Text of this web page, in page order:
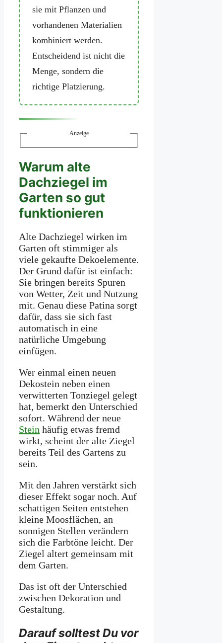
sie mit Pflanzen und
vorhandenen Materialien
kombiniert werden.
Entscheidend ist nicht die
Menge, sondern die
richtige Platzierung.
Anzeige
Warum alte
Dachziegel im
Garten so gut
funktionieren
Alte Dachziegel wirken im
Garten oft stimmiger als
viele gekaufte Dekoelemente.
Der Grund dafür ist einfach:
Sie bringen bereits Spuren
von Wetter, Zeit und Nutzung
mit. Genau diese Patina sorgt
dafür, dass sie sich fast
automatisch in eine
natürliche Umgebung
einfügen.
Wer einmal einen neuen
Dekostein neben einen
verwitterten Tonziegel gelegt
hat, bemerkt den Unterschied
sofort. Während der neue
Stein häufig etwas fremd
wirkt, scheint der alte Ziegel
bereits Teil des Gartens zu
sein.
Mit den Jahren verstärkt sich
dieser Effekt sogar noch. Auf
schattigen Seiten entstehen
kleine Moosflächen, an
sonnigen Stellen verändern
sich die Farbtöne leicht. Der
Ziegel altert gemeinsam mit
dem Garten.
Das ist oft der Unterschied
zwischen Dekoration und
Gestaltung.
Darauf solltest Du vor